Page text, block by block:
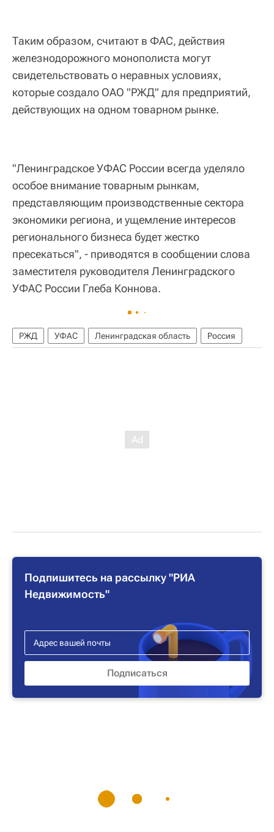
Таким образом, считают в ФАС, действия
железнодорожного монополиста могут
свидетельствовать о неравных условиях,
которые создало ОАО "РЖД" для предприятий,
действующих на одном товарном рынке.
"Ленинградское УФАС России всегда уделяло
особое внимание товарным рынкам,
представляющим производственные сектора
экономики региона, и ущемление интересов
регионального бизнеса будет жестко
пресекаться", - приводятся в сообщении слова
заместителя руководителя Ленинградского
УФАС России Глеба Коннова.
РЖД УФАС Ленинградская область Россия
Подпишитесь на рассылку "РИА
Недвижимость"